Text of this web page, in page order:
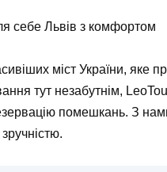
себе Львів з комфортом
міст України, яке
тут незабутнім,
помешкань. З